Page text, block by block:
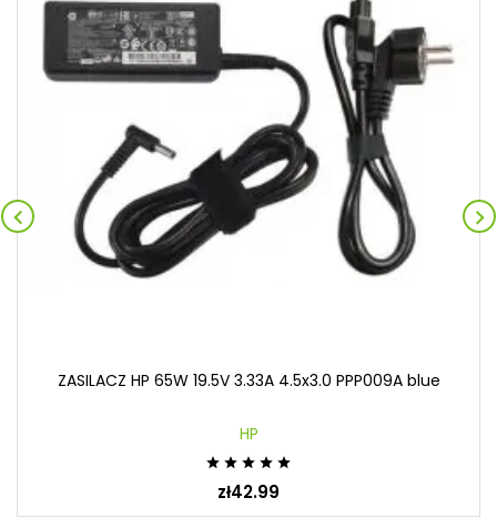

ZASILACZ HP 65W 19.5V 3.33A 4.5x3.0 PPP009A blue
HP
    
zł42.99
